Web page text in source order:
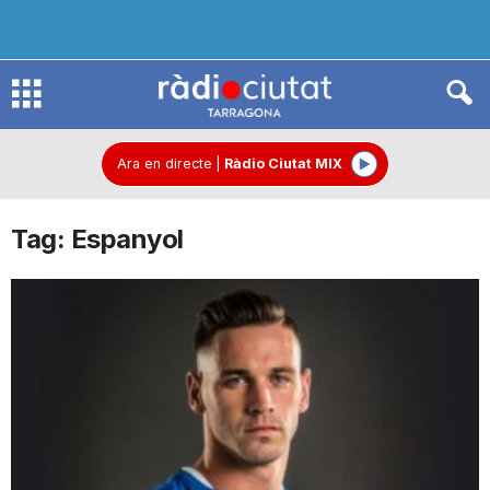
R
d
Ara en directe Ràdio Ciutat MIX
Tag: Espanyol